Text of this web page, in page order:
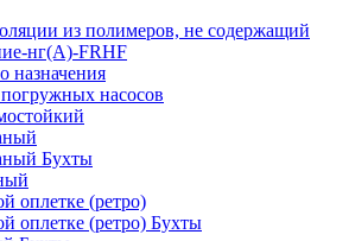
из полимеров, не содержащий
нг(А)-FRHF
назначения
насосов
Бухты
оплетке (ретро)
оплетке (ретро) Бухты